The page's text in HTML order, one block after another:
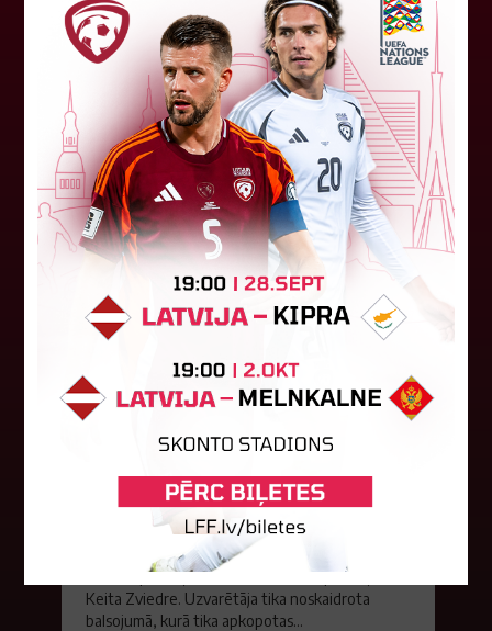
"Riga FC" iegūst handikapu, RFS
būs jāatspēlējas
Ceturtdienas vakarā savas spēles UEFA
Konferences līgas kvalifikācijas trešajā kārtā
aizvadīja divi Latvijas klubi. FC RFS izbraukumā ar
0:2 zaudēja Čehijas "Jablonec"...
06. augusts 2026.
Jūlijā par labāko "LuckyBet" SFL
atzīta Keita Zviedre
Par "LuckyBet" Sieviešu futbola līgas jūnija
labāko spēlētāju atzīta FS "Metta" spēlētāja
Keita Zviedre. Uzvarētāja tika noskaidrota
balsojumā, kurā tika apkopotas...